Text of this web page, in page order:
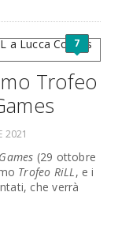
7
Trofeo
2021
(29 ottobre
Trofeo RiLL, e i
che verrà